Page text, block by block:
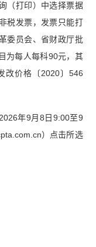
（打印）中选择票据
税发票，发票只能打
委员会、省财政厅批
为每人每科90元，其
改价格〔2020〕546
年9月8日9:00至9
）点击所选